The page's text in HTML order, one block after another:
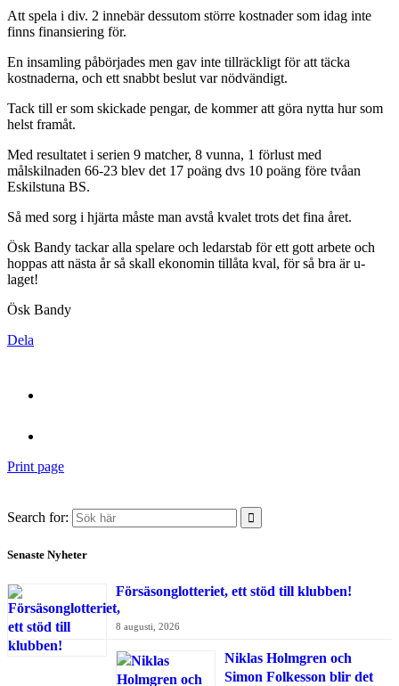
Att spela i div. 2 innebär dessutom större kostnader som idag inte
finns finansiering för.
En insamling påbörjades men gav inte tillräckligt för att täcka
kostnaderna, och ett snabbt beslut var nödvändigt.
Tack till er som skickade pengar, de kommer att göra nytta hur som
helst framåt.
Med resultatet i serien 9 matcher, 8 vunna, 1 förlust med
målskilnaden 66-23 blev det 17 poäng dvs 10 poäng före tvåan
Eskilstuna BS.
Så med sorg i hjärta måste man avstå kvalet trots det fina året.
Ösk Bandy tackar alla spelare och ledarstab för ett gott arbete och
hoppas att nästa år så skall ekonomin tillåta kval, för så bra är u-
laget!
Ösk Bandy
Dela
Print page
Search for:
Senaste Nyheter
Försäsonglotteriet, ett stöd till klubben!
8 augusti, 2026
Niklas Holmgren och
Simon Folkesson blir det